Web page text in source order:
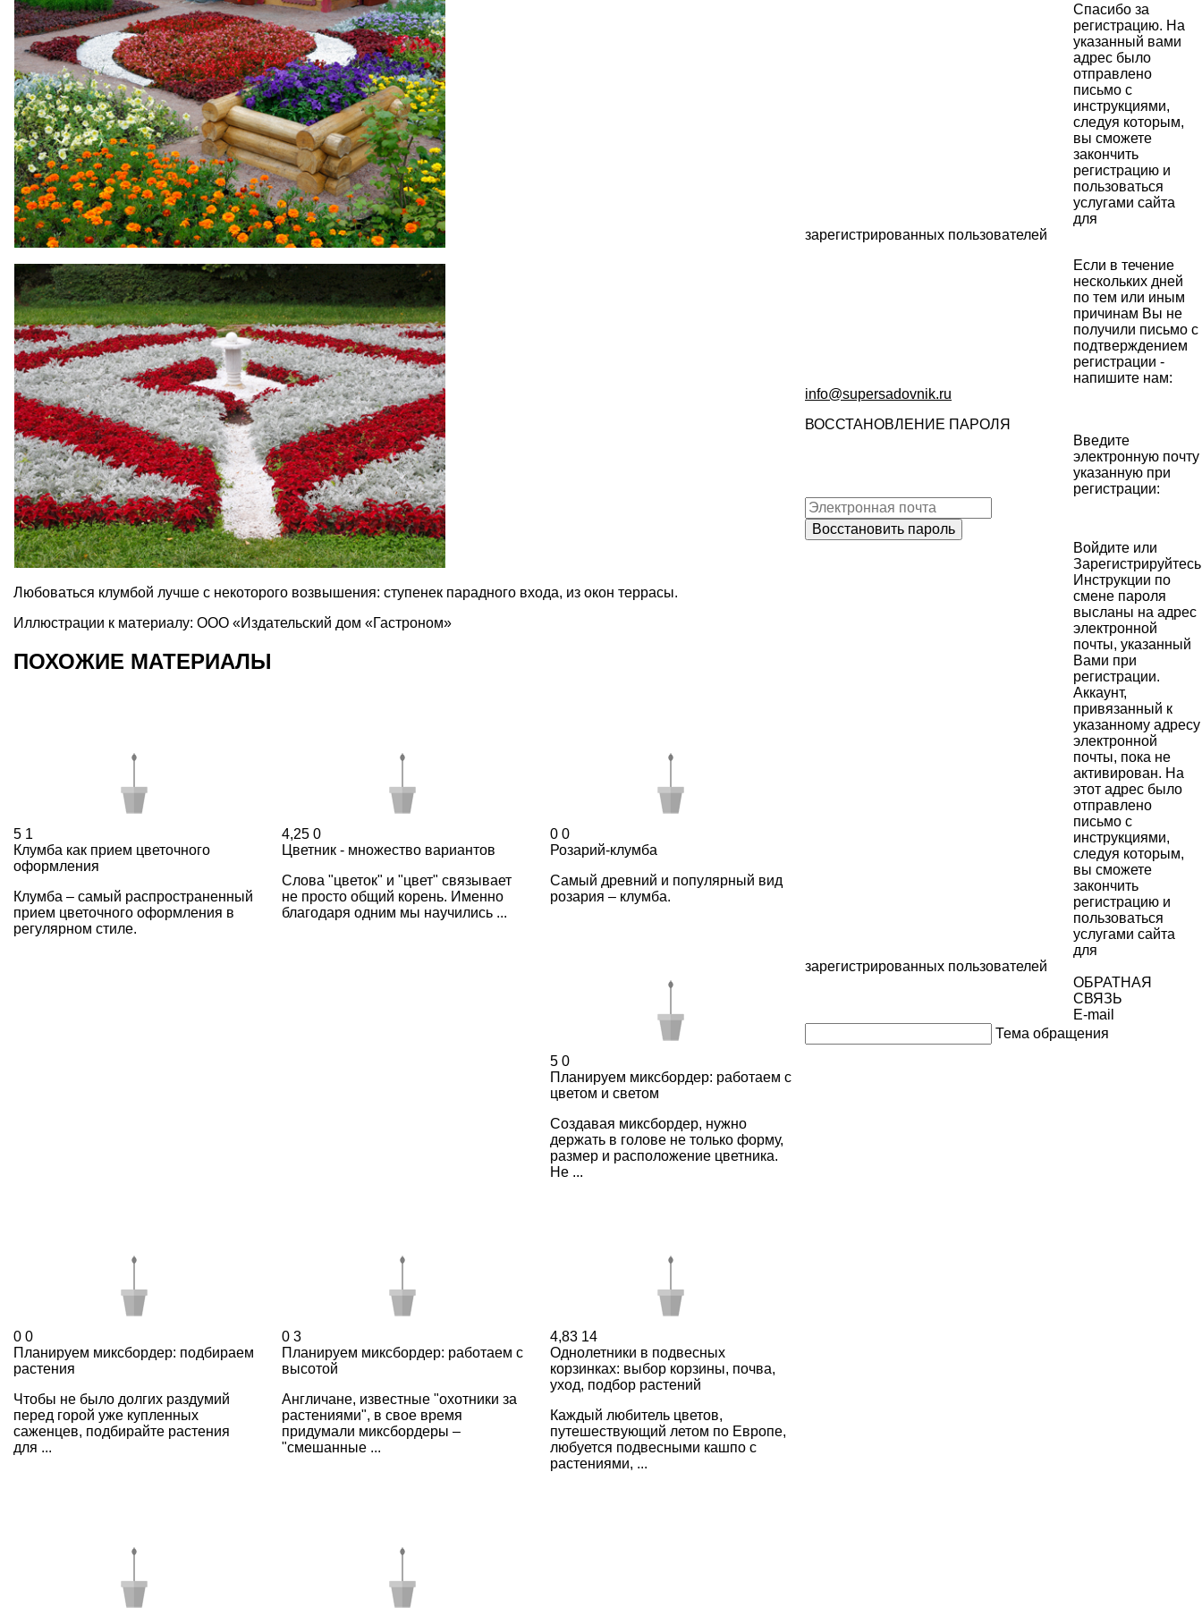
Любоваться клумбой лучше с некоторого возвышения: ступенек парадного входа, из окон террасы.
Иллюстрации к материалу: ООО «Издательский дом «Гастроном»
ПОХОЖИЕ МАТЕРИАЛЫ
5 1
Клумба как прием цветочного
оформления
Клумба – самый распространенный
прием цветочного оформления в
регулярном стиле.
4,25 0
Цветник - множество вариантов
Слова "цветок" и "цвет" связывает
не просто общий корень. Именно
благодаря одним мы научились ...
0 0
Розарий-клумба
Самый древний и популярный вид
розария – клумба.
5 0
Планируем миксбордер: работаем с
цветом и светом
Создавая миксбордер, нужно
держать в голове не только форму,
размер и расположение цветника.
Не ...
0 0
Планируем миксбордер: подбираем
растения
Чтобы не было долгих раздумий
перед горой уже купленных
саженцев, подбирайте растения
для ...
0 3
Планируем миксбордер: работаем с
высотой
Англичане, известные "охотники за
растениями", в свое время
придумали миксбордеры –
"смешанные ...
4,83 14
Однолетники в подвесных
корзинках: выбор корзины, почва,
уход, подбор растений
Каждый любитель цветов,
путешествующий летом по Европе,
любуется подвесными кашпо с
растениями, ...
Спасибо за
регистрацию. На
указанный вами
адрес было
отправлено
письмо с
инструкциями,
следуя которым,
вы сможете
закончить
регистрацию и
пользоваться
услугами сайта
для
зарегистрированных пользователей
Если в течение
нескольких дней
по тем или иным
причинам Вы не
получили письмо с
подтверждением
регистрации -
напишите нам:
info@supersadovnik.ru
ВОССТАНОВЛЕНИЕ ПАРОЛЯ
Введите
электронную почту
указанную при
регистрации:
Войдите или
Зарегистрируйтесь
Инструкции по
смене пароля
высланы на адрес
электронной
почты, указанный
Вами при
регистрации.
Аккаунт,
привязанный к
указанному адресу
электронной
почты, пока не
активирован. На
этот адрес было
отправлено
письмо с
инструкциями,
следуя которым,
вы сможете
закончить
регистрацию и
пользоваться
услугами сайта
для
зарегистрированных пользователей
ОБРАТНАЯ
СВЯЗЬ
E-mail
Тема обращения